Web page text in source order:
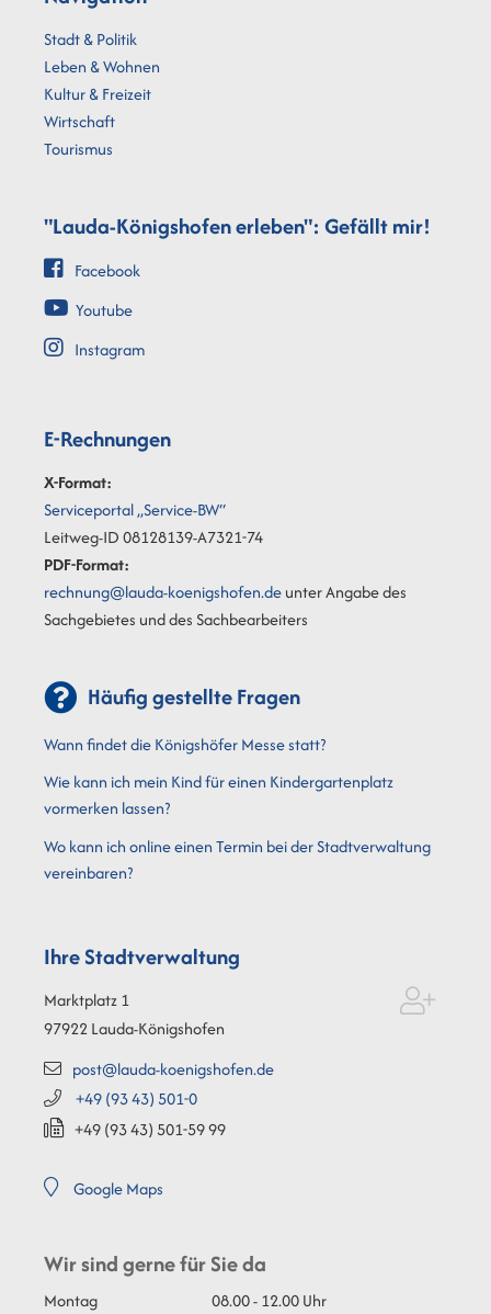
Stadt & Politik
Leben & Wohnen
Kultur & Freizeit
Wirtschaft
Tourismus
"Lauda-Königshofen erleben": Gefällt mir!
Facebook
Youtube
Instagram
E-Rechnungen
X-Format:
Serviceportal „Service-BW“
Leitweg-ID 08128139-A7321-74
PDF-Format:
rechnung@lauda-koenigshofen.deunter Angabe des
Sachgebietes und des Sachbearbeiters
Häufig gestellte Fragen
Wann findet die Königshöfer Messe statt?
Wie kann ich mein Kind für einen Kindergartenplatz
vormerken lassen?
Wo kann ich online einen Termin bei der Stadtverwaltung
vereinbaren?
Ihre Stadtverwaltung
Marktplatz 1
97922Lauda-Königshofen
post@lauda-koenigshofen.de
+49 (9343) 501-0
+49 (9343) 501-5999
Google Maps
Wir sind gerne für Sie da
Montag
08.00 - 12.00 Uhr